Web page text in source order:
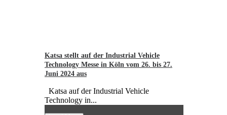
Katsa stellt auf der Industrial Vehicle
Technology Messe in Köln vom 26. bis 27.
Juni 2024 aus
Katsa auf der Industrial Vehicle
Technology in...